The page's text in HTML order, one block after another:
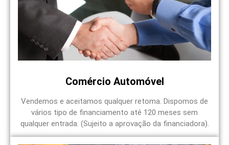
Comércio Automóvel
Vendemos e aceitamos qualquer retoma. Dispomos de
vários tipo de financiamento até 120 meses sem
qualquer entrada. (Sujeito a aprovação da financiadora).